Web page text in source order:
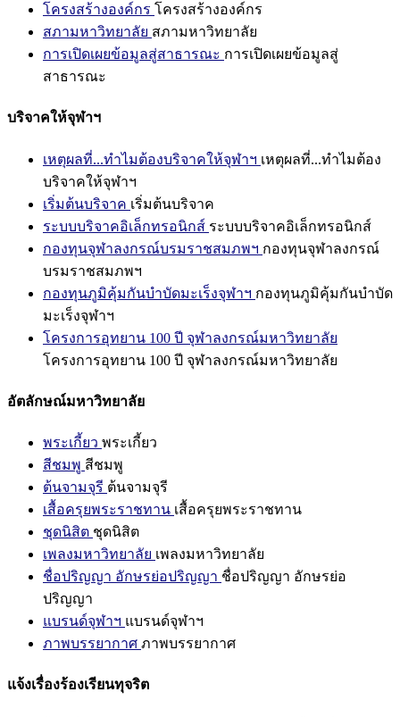
โครงสร้างองค์กร โครงสร้างองค์กร
สภามหาวิทยาลัย สภามหาวิทยาลัย
การเปิดเผยข้อมูลสู่สาธารณะ การเปิดเผยข้อมูลสู่
สาธารณะ
บริจาคให้จุฬาฯ
เหตุผลที่...ทำไมต้องบริจาคให้จุฬาฯ เหตุผลที่...ทำไมต้อง
บริจาคให้จุฬาฯ
เริ่มต้นบริจาค เริ่มต้นบริจาค
ระบบบริจาคอิเล็กทรอนิกส์ ระบบบริจาคอิเล็กทรอนิกส์
กองทุนจุฬาลงกรณ์บรมราชสมภพฯ กองทุนจุฬาลงกรณ์
บรมราชสมภพฯ
กองทุนภูมิคุ้มกันบำบัดมะเร็งจุฬาฯ กองทุนภูมิคุ้มกันบำบัด
มะเร็งจุฬาฯ
โครงการอุทยาน 100 ปี จุฬาลงกรณ์มหาวิทยาลัย
โครงการอุทยาน 100 ปี จุฬาลงกรณ์มหาวิทยาลัย
อัตลักษณ์มหาวิทยาลัย
พระเกี้ยว พระเกี้ยว
สีชมพู สีชมพู
ต้นจามจุรี ต้นจามจุรี
เสื้อครุยพระราชทาน เสื้อครุยพระราชทาน
ชุดนิสิต ชุดนิสิต
เพลงมหาวิทยาลัย เพลงมหาวิทยาลัย
ชื่อปริญญา อักษรย่อปริญญา ชื่อปริญญา อักษรย่อ
ปริญญา
แบรนด์จุฬาฯ แบรนด์จุฬาฯ
ภาพบรรยากาศ ภาพบรรยากาศ
แจ้งเรื่องร้องเรียนทุจริต